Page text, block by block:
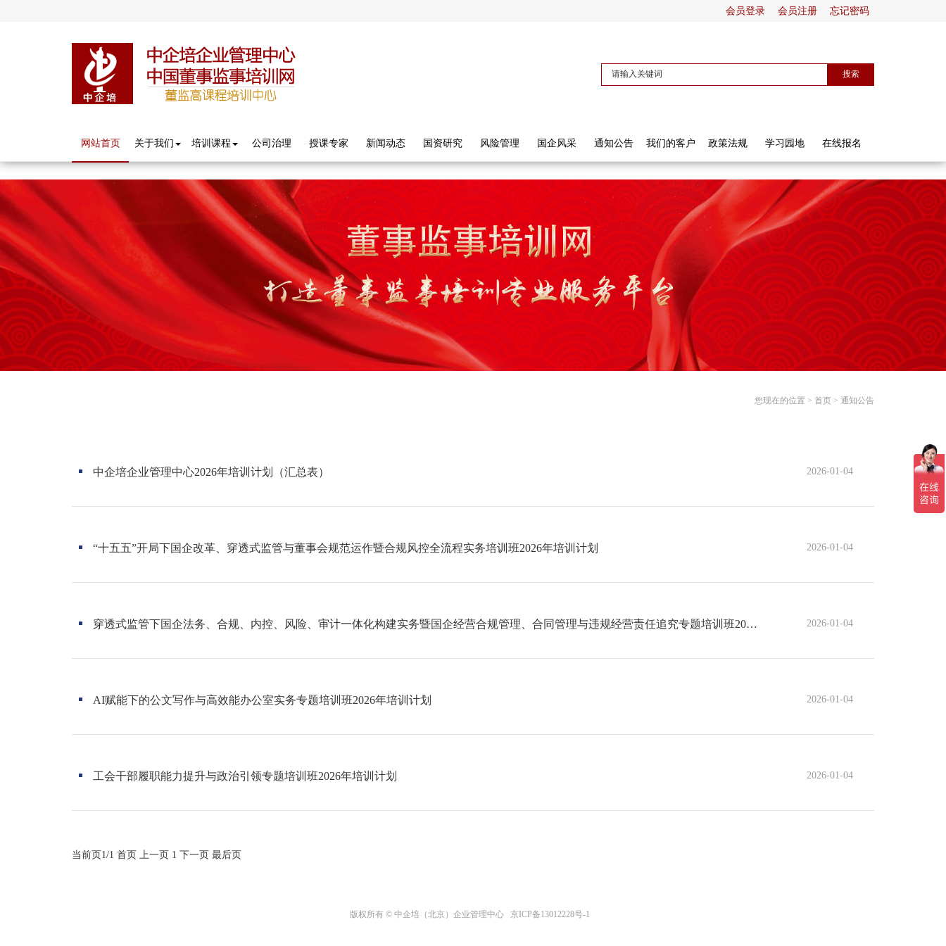
会员登录 会员注册 忘记密码
网站首页 关于我们 培训课程 公司治理 授课专家 新闻动态 国资研究 风险管理 国企风采 通知公告 我们的客户 政策法规 学习园地 在线报名
您现在的位置 > 首页 > 通知公告
2026-01-04
中企培企业管理中心2026年培训计划（汇总表）
2026-01-04
“十五五”开局下国企改革、穿透式监管与董事会规范运作暨合规风控全流程实务培训班2026年培训计划
2026-01-04
穿透式监管下国企法务、合规、内控、风险、审计一体化构建实务暨国企经营合规管理、合同管理与违规经营责任追究专题培训班2026年培训计划
2026-01-04
AI赋能下的公文写作与高效能办公室实务专题培训班2026年培训计划
2026-01-04
工会干部履职能力提升与政治引领专题培训班2026年培训计划
当前页1/1 首页 上一页 1 下一页 最后页
版权所有 © 中企培（北京）企业管理中心 京ICP备13012228号-1